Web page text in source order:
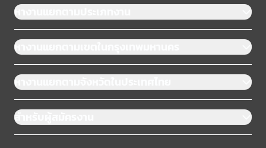
หางานแยกตามประเภทงาน
หางานแยกตามเขตในกรุงเทพมหานคร
หางานแยกตามจังหวัดในประเทศไทย
สำหรับผู้สมัครงาน